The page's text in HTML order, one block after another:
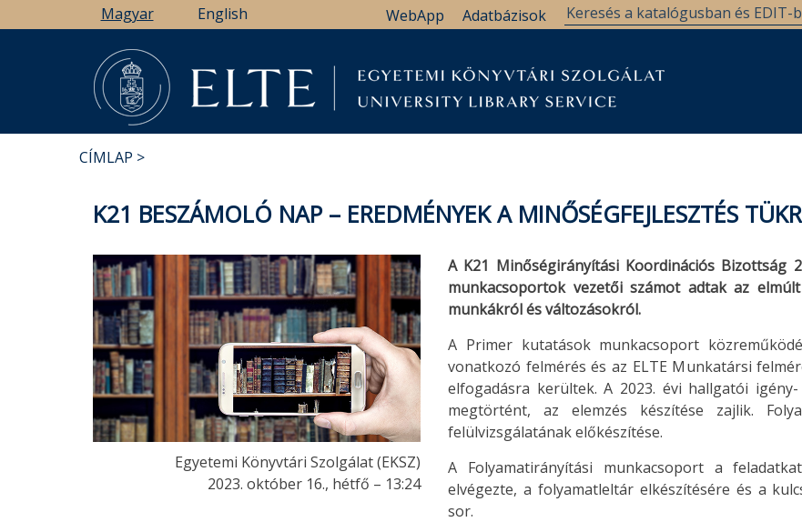
a
Magyar English Adatbázisok
WebApp
CÍMLAP
K21 BESZÁMOLÓ NAP – EREDMÉNYEK A MINŐSÉGFEJLESZTÉS
Egyetemi Könyvtári Szolgálat (EKSZ)
2023. október 16., hétfő – 13:24
A K21 Minőségirányítási Koordinációs Bizottság
munkacsoportok vezetői számot adtak az
munkákról és változásokról.
A Primer kutatások munkacsoport
vonatkozó felmérés és az ELTE Munkatársi
elfogadásra kerültek. A 2023. évi hallgatói
megtörtént, az elemzés készítése zajlik.
felülvizsgálatának előkészítése.
A Folyamatirányítási munkacsoport a
elvégezte, a folyamatleltár elkészítésére és a
sor.